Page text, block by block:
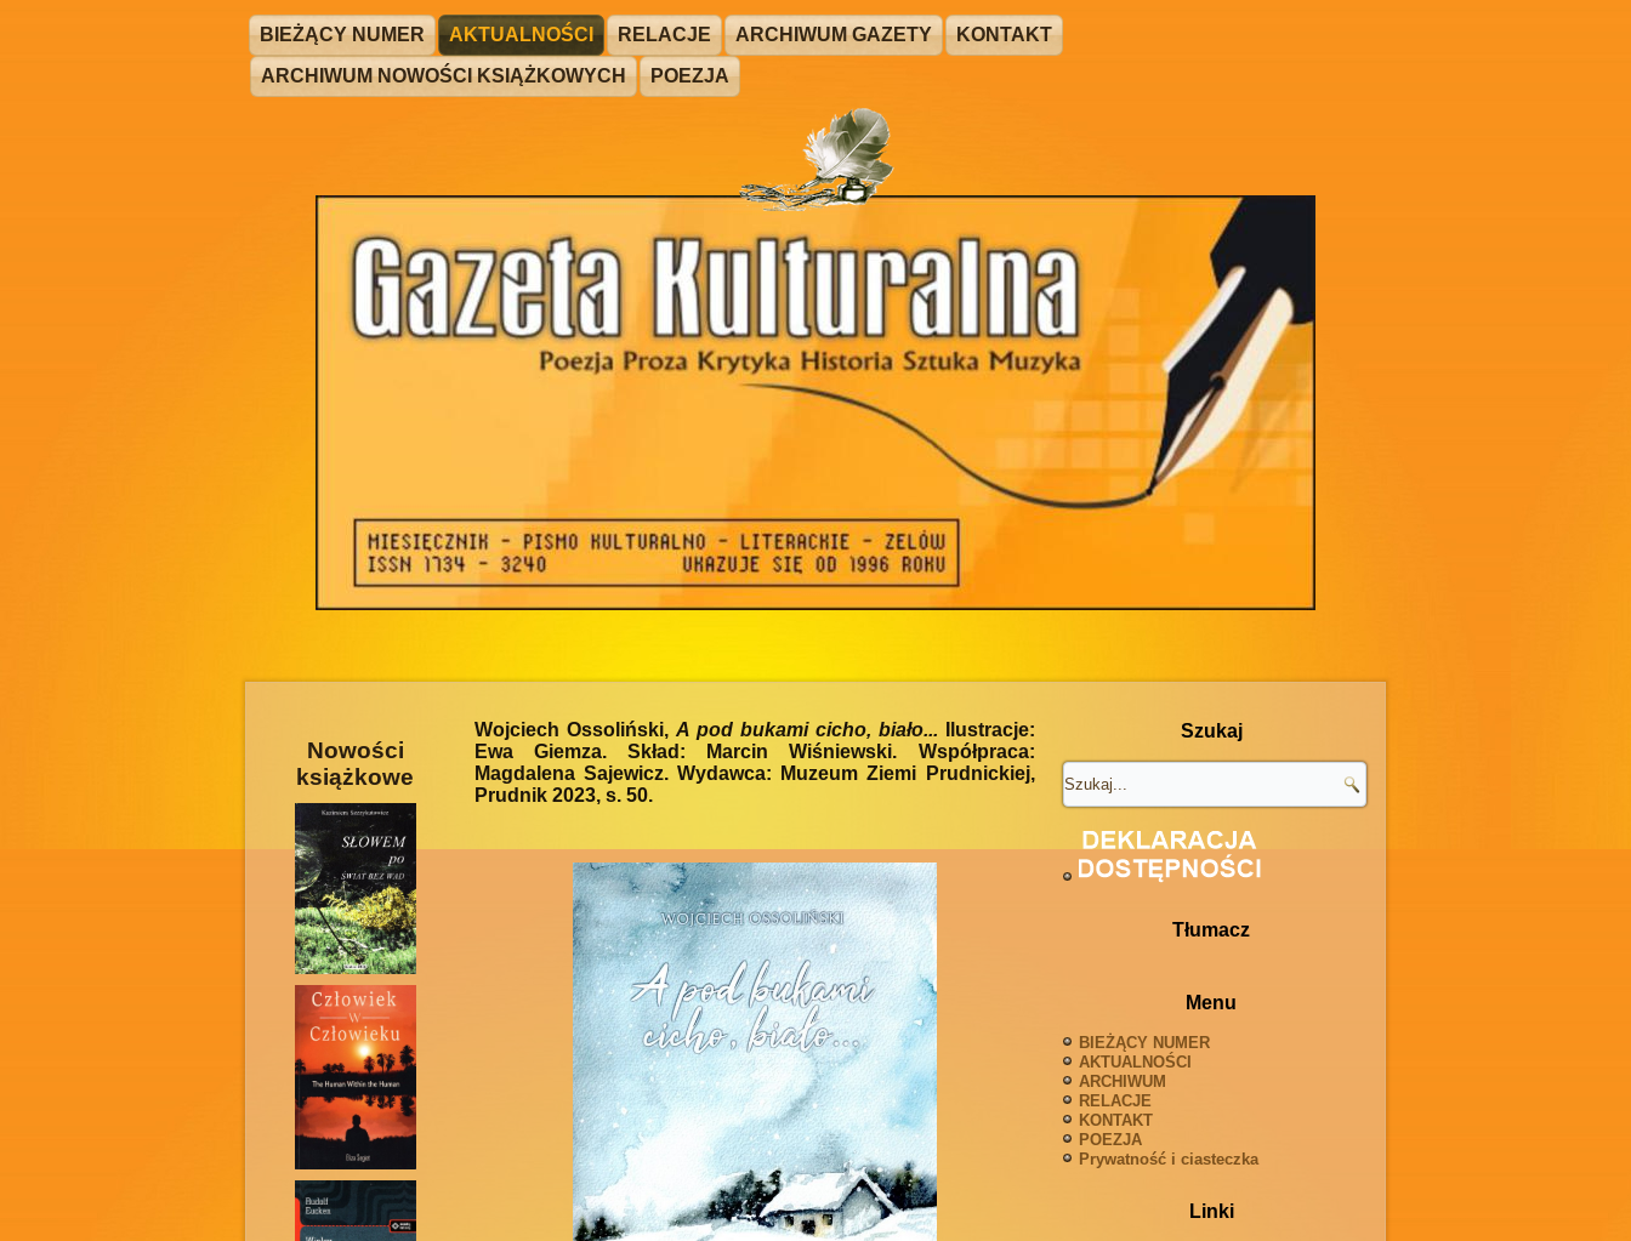
BIEŻĄCY NUMER AKTUALNOŚCI RELACJE ARCHIWUM GAZETY
KONTAKT
ARCHIWUM NOWOŚCI KSIĄŻKOWYCH
POEZJA
Nowości
książkowe
Wojciech Ossoliński, A pod bukami cicho, biało... Ilustracje:
Ewa Giemza. Skład: Marcin Wiśniewski. Współpraca:
Magdalena Sajewicz. Wydawca: Muzeum Ziemi Prudnickiej,
Prudnik 2023, s. 50.
Szukaj
Tłumacz
Menu
BIEŻĄCY NUMER
AKTUALNOŚCI
ARCHIWUM
RELACJE
KONTAKT
POEZJA
Prywatność i ciasteczka
Linki